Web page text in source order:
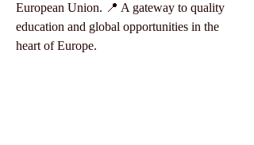
European Union. 📍 A gateway to quality
education and global opportunities in the
heart of Europe.